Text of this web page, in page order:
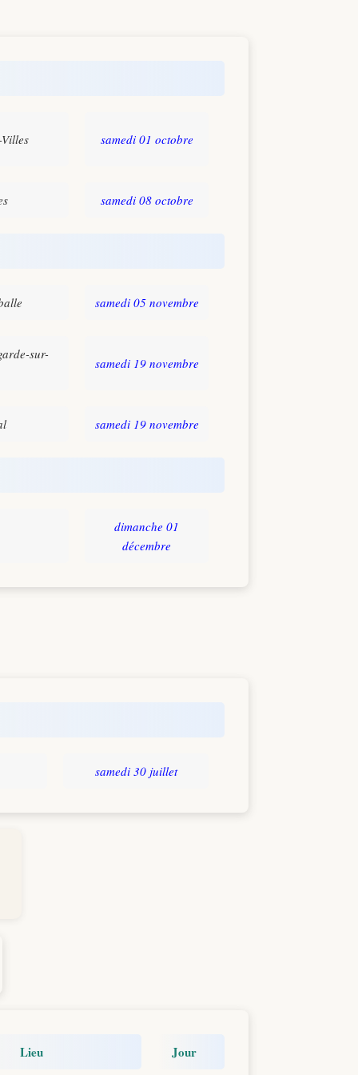
samedi 01 octobre
samedi 08 octobre
samedi 05 novembre
sur-
samedi 19 novembre
samedi 19 novembre
dimanche 01
décembre
samedi 30 juillet
Lieu Jour